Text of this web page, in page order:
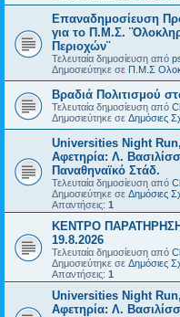
Επαναδημοσίευση
για το Π.Μ.Σ.
Περιοχών¨
Τελευταία δημοσίευση από
Δημοσιεύτηκε σε Π.Μ.Σ
Βραδιά Πολιτισμού
Τελευταία δημοσίευση από
Δημοσιεύτηκε σε Δημόσιες
Universities Night
Αφετηρία: Λ.
Παναθηναϊκό Στάδ.
Τελευταία δημοσίευση από
Δημοσιεύτηκε σε Δημόσιες
Απαντήσεις: 1
ΚΕΝΤΡΟ
19.8.2026
Τελευταία δημοσίευση από
Δημοσιεύτηκε σε Δημόσιες
Απαντήσεις: 1
Universities Night
Αφετηρία: Λ.